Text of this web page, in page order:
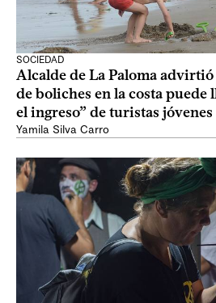
SOCIEDAD
Alcalde de La Paloma advirtió
de boliches en la costa puede
el ingreso” de turistas jóvenes
Yamila Silva Carro